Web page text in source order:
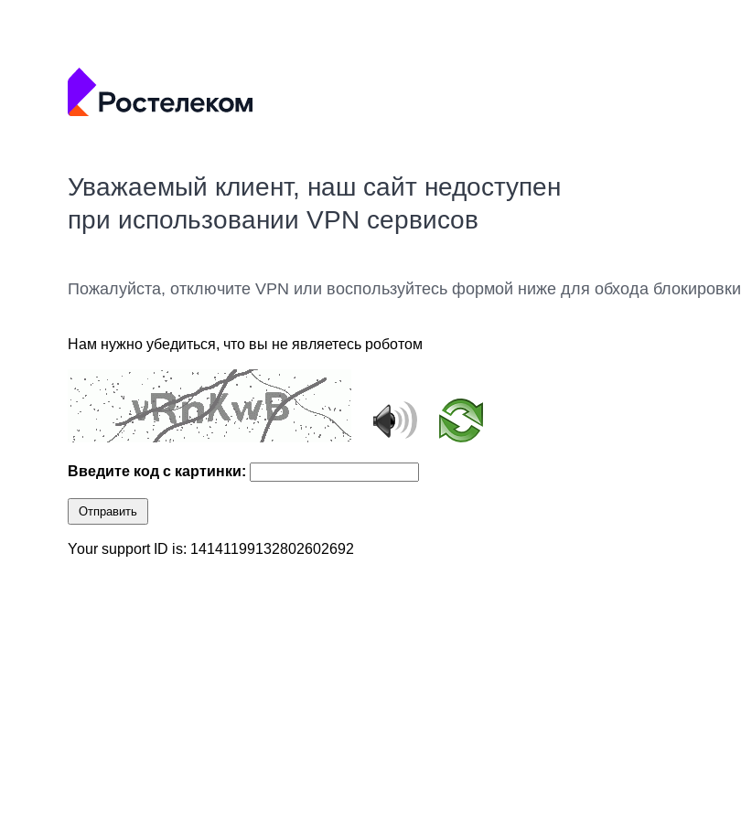
Уважаемый клиент, наш сайт недоступен
при использовании VPN сервисов
Пожалуйста, отключите VPN или воспользуйтесь формой ниже для обхода блокировки
Нам нужно убедиться, что вы не являетесь роботом
Введите код с картинки:
Отправить
Your support ID is: 14141199132802602692